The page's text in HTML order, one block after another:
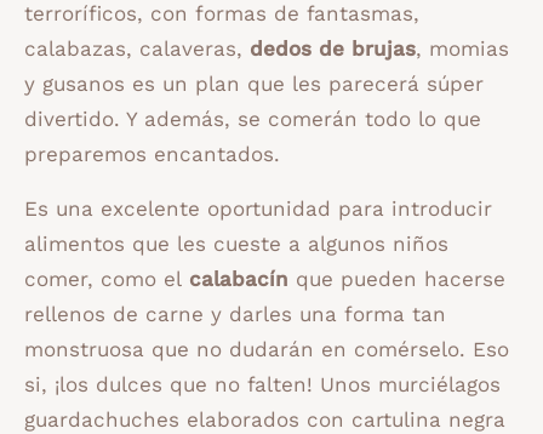
terroríficos, con formas de fantasmas,
calabazas, calaveras, dedos de brujas, momias
y gusanos es un plan que les parecerá súper
divertido. Y además, se comerán todo lo que
preparemos encantados.
Es una excelente oportunidad para introducir
alimentos que les cueste a algunos niños
comer, como el calabacín que pueden hacerse
rellenos de carne y darles una forma tan
monstruosa que no dudarán en comérselo. Eso
si, ¡los dulces que no falten! Unos murciélagos
guardachuches elaborados con cartulina negra